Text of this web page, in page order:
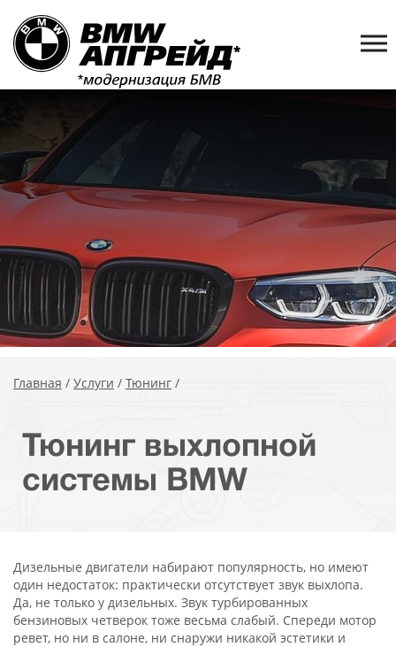
Главная / Услуги / Тюнинг /
Тюнинг выхлопной
системы BMW
Дизельные двигатели набирают популярность, но имеют
один недостаток: практически отсутствует звук выхлопа.
Да, не только у дизельных. Звук турбированных
бензиновых четверок тоже весьма слабый. Спереди мотор
ревет, но ни в салоне, ни снаружи никакой эстетики и